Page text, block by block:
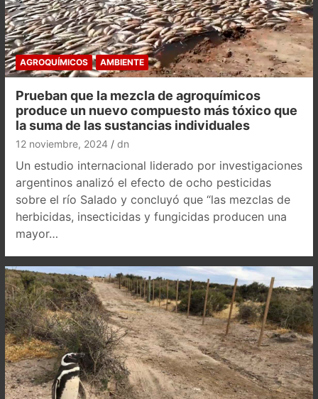
AGROQUÍMICOS AMBIENTE
Prueban que la mezcla de agroquímicos
produce un nuevo compuesto más tóxico que
la suma de las sustancias individuales
12 noviembre, 2024 dn
Un estudio internacional liderado por investigaciones
argentinos analizó el efecto de ocho pesticidas
sobre el río Salado y concluyó que “las mezclas de
herbicidas, insecticidas y fungicidas producen una
mayor…